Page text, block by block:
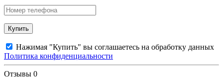
Купить
Нажимая "Купить" вы соглашаетесь на обработку данных
Политика конфиденциальности
Отзывы 0